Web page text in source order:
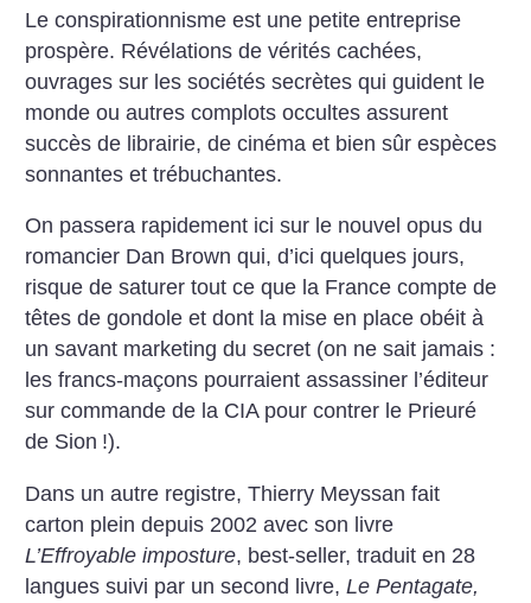
Le conspirationnisme est une petite entreprise
prospère. Révélations de vérités cachées,
ouvrages sur les sociétés secrètes qui guident le
monde ou autres complots occultes assurent
succès de librairie, de cinéma et bien sûr espèces
sonnantes et trébuchantes.
On passera rapidement ici sur le nouvel opus du
romancier Dan Brown qui, d’ici quelques jours,
risque de saturer tout ce que la France compte de
têtes de gondole et dont la mise en place obéit à
un savant marketing du secret (on ne sait jamais :
les francs-maçons pourraient assassiner l’éditeur
sur commande de la CIA pour contrer le Prieuré
de Sion !).
Dans un autre registre, Thierry Meyssan fait
carton plein depuis 2002 avec son livre
L’Effroyable imposture, best-seller, traduit en 28
langues suivi par un second livre,Le Pentagate,